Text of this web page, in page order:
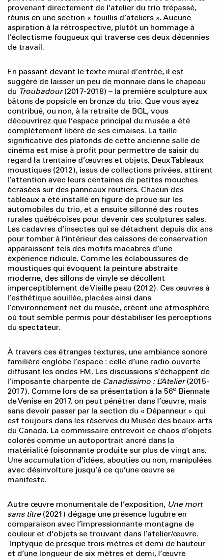
provenant directement de l’atelier du trio trépassé,
réunis en une section « fouillis d’ateliers ». Aucune
aspiration à la rétrospective, plutôt un hommage à
l’éclectisme fougueux qui traverse ces deux décennies
de travail.
En passant devant le texte mural d’entrée, il est
suggéré de laisser un peu de monnaie dans le chapeau
du Troubadour(2017-2018) – la première sculpture aux
bâtons de popsicle en bronze du trio. Que vous ayez
contribué, ou non, à la retraite de BGL, vous
découvrirez que l’espace principal du musée a été
complètement libéré de ses cimaises. La taille
significative des plafonds de cette ancienne salle de
cinéma est mise à profit pour permettre de saisir du
regard la trentaine d’œuvres et objets. Deux Tableaux
moustiques (2012), issus de collections privées, attirent
l’attention avec leurs centaines de petites mouches
écrasées sur des panneaux routiers. Chacun des
tableaux a été installé en figure de proue sur les
automobiles du trio, et a ensuite sillonné des routes
rurales québécoises pour devenir ces sculptures sales.
Les cadavres d’insectes qui se détachent depuis dix ans
pour tomber à l’intérieur des caissons de conservation
apparaissent tels des motifs macabres d’une
expérience ridicule. Comme les éclaboussures de
moustiques qui évoquent la peinture abstraite
moderne, des sillons de vinyle se décollent
imperceptiblement de Vieille peau (2012). Ces œuvres à
l’esthétique souillée, placées ainsi dans
l’environnement net du musée, créent une atmosphère
où tout semble permis pour déstabiliser les perceptions
du spectateur.
À travers ces étranges textures, une ambiance sonore
familière englobe l’espace : celle d’une radio ouverte
diffusant les ondes FM. Les discussions s’échappent de
l’imposante charpente de Canadissimo : L’Atelier(2015-
2017). Comme lors de sa présentation à la 56e Biennale
de Venise en 2017, on peut pénétrer dans l’œuvre, mais
sans devoir passer par la section du « Dépanneur » qui
est toujours dans les réserves du Musée des beaux-arts
du Canada. La commissaire entrevoit ce chaos d’objets
colorés comme un autoportrait ancré dans la
matérialité foisonnante produite sur plus de vingt ans.
Une accumulation d’idées, abouties ou non, manipulées
avec désinvolture jusqu’à ce qu’une œuvre se
manifeste.
Autre œuvre monumentale de l’exposition, Une mort
sans titre(2021) dégage une présence lugubre en
comparaison avec l’impressionnante montagne de
couleur et d’objets se trouvant dans l’atelier/œuvre.
Triptyque de presque trois mètres et demi de hauteur
et d’une longueur de six mètres et demi, l’œuvre